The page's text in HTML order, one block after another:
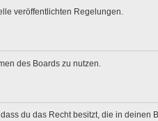
veröffentlichten Regelungen.
des Boards zu nutzen.
du das Recht besitzt, die in deinen